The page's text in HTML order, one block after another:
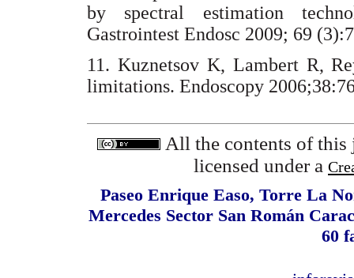
by spectral estimation
Gastrointest Endosc 2009; 69
11. Kuznetsov K, Lambert R,
limitations. Endoscopy
All the contents of this
licensed under a
Paseo Enrique Easo, Torre La
Mercedes Sector San Román
60